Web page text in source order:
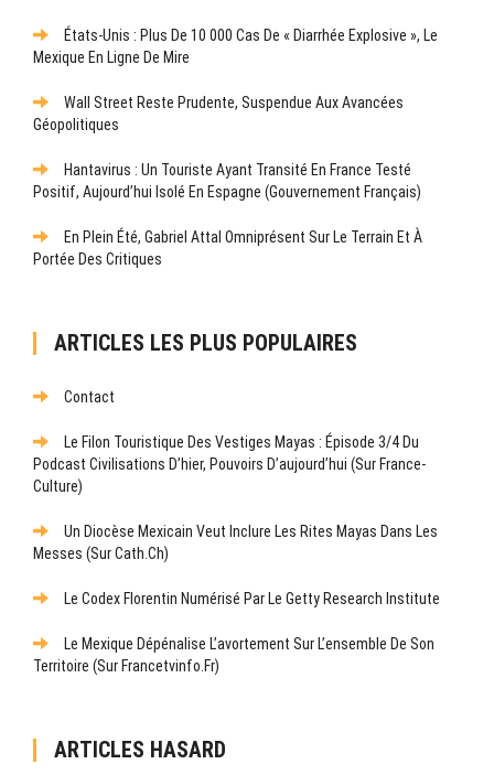
États-Unis : Plus De 10 000 Cas De « Diarrhée Explosive », Le
Mexique En Ligne De Mire
Wall Street Reste Prudente, Suspendue Aux Avancées
Géopolitiques
Hantavirus : Un Touriste Ayant Transité En France Testé
Positif, Aujourd’hui Isolé En Espagne (gouvernement Français)
En Plein Été, Gabriel Attal Omniprésent Sur Le Terrain Et À
Portée Des Critiques
ARTICLES LES PLUS POPULAIRES
Contact
Le Filon Touristique Des Vestiges Mayas : Épisode 3/4 Du
Podcast Civilisations D’hier, Pouvoirs D’aujourd’hui (sur France-
Culture)
Un Diocèse Mexicain Veut Inclure Les Rites Mayas Dans Les
Messes (sur Cath.ch)
Le Codex Florentin Numérisé Par Le Getty Research Institute
Le Mexique Dépénalise L’avortement Sur L’ensemble De Son
Territoire (sur Francetvinfo.fr)
ARTICLES HASARD